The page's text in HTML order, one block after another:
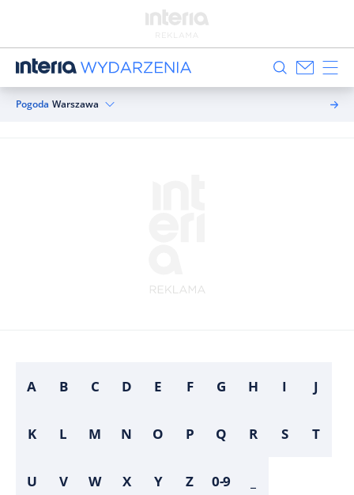
Pogoda Warszawa
A B C D E F G H I J
K L M N O P Q R S T
U V W X Y Z 0-9